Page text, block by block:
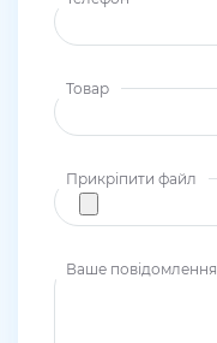
Товар
Прикріпити файл
Ваше повідомлення